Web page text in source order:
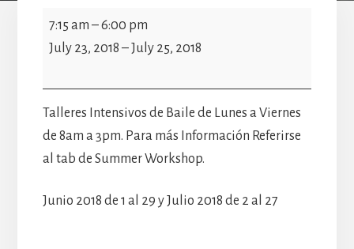
Taller
Intensivo
Verano
8am-
3pm
7:15 am –6:00 pm
July 23, 2018 –July 25, 2018
Talleres Intensivos de Baile de Lunes a Viernes
de 8am a 3pm. Para más Información Referirse
al tab de Summer Workshop.
Junio 2018 de 1 al 29 y Julio 2018 de 2 al 27